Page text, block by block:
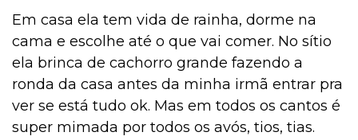
Em casa ela tem vida de rainha, dorme na
cama e escolhe até o que vai comer. No sítio
ela brinca de cachorro grande fazendo a
ronda da casa antes da minha irmã entrar pra
ver se está tudo ok. Mas em todos os cantos é
super mimada por todos os avós, tios, tias.